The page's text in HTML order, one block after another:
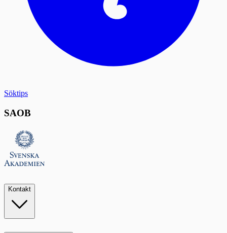
Söktips
SAOB
Kontakt